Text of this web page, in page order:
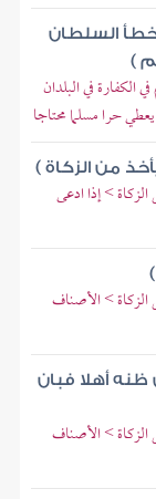
السلطان
)
الكفارة في البلدان
حرا مسلما محتاجا
من الزكاة )
> إذا ادعى
الزكاة > الأصناف
ظنه أهلا فبان
الزكاة > الأصناف